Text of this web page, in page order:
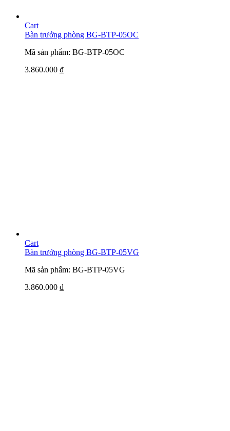
Cart
Bàn trưởng phòng BG-BTP-05OC
Mã sản phẩm: BG-BTP-05OC
3.860.000 ₫
Cart
Bàn trưởng phòng BG-BTP-05VG
Mã sản phẩm: BG-BTP-05VG
3.860.000 ₫